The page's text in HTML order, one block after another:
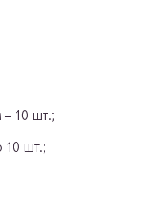
10 шт.;
10 шт.;